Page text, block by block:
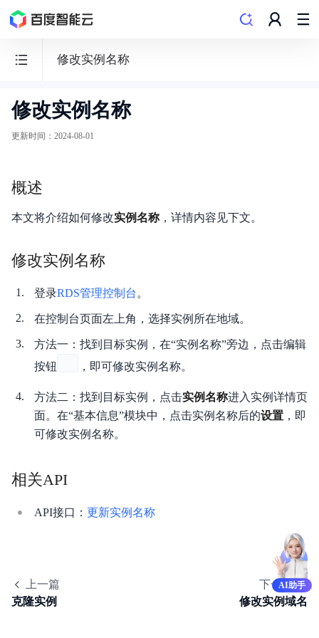
修改实例名称
云
数
RDS
动态与公告
快速入门
视频指南
操作指南
性能测试白皮书
修改实例名称
更新时间 ： 2024-08-01
概述
本文将介绍如何修改实例名称，详情内容见下文。
修改实例名称
登录RDS管理控制台 。
在控制台页面左上角，选择实例所在地域。
方法一：找到目标实例，在“实例名称”旁边，点击编辑
按钮
，即可修改实例名称。
方法二：找到目标实例，点击实例名称进入实例详情页
面。在“基本信息”模块中，点击实例名称后的设置 ，即
可修改实例名称。
相关API
API接口： 更新实例名称
上一篇
克隆实例
下一篇
修改实例域名
AI助手